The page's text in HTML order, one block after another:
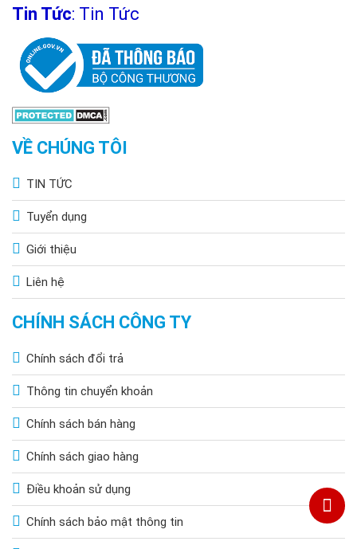
Tin Tức: Tin Tức
VỀ CHÚNG TÔI
TIN TỨC
Tuyển dụng
Giới thiệu
Liên hệ
CHÍNH SÁCH CÔNG TY
Chính sách đổi trả
Thông tin chuyển khoản
Chính sách bán hàng
Chính sách giao hàng
Điều khoản sử dụng
Chính sách bảo mật thông tin